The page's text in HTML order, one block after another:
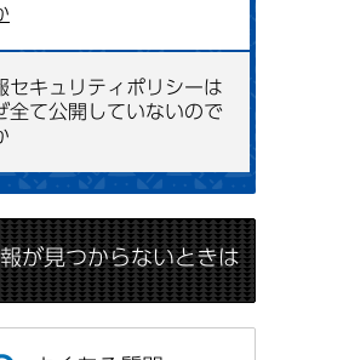
セキュリティポリシーは
全て公開していないので
が見つからないときは